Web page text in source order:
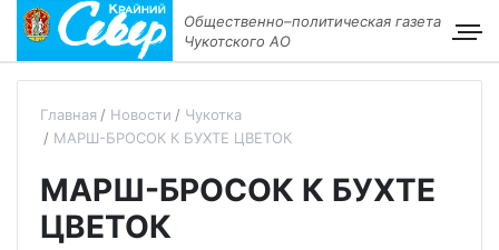
Общественно–политическая газета
Чукотского АО
Главная Новости
Чукотка
МАРШ-БРОСОК К БУХТЕ ЦВЕТОК
МАРШ-БРОСОК К БУХТЕ
ЦВЕТОК